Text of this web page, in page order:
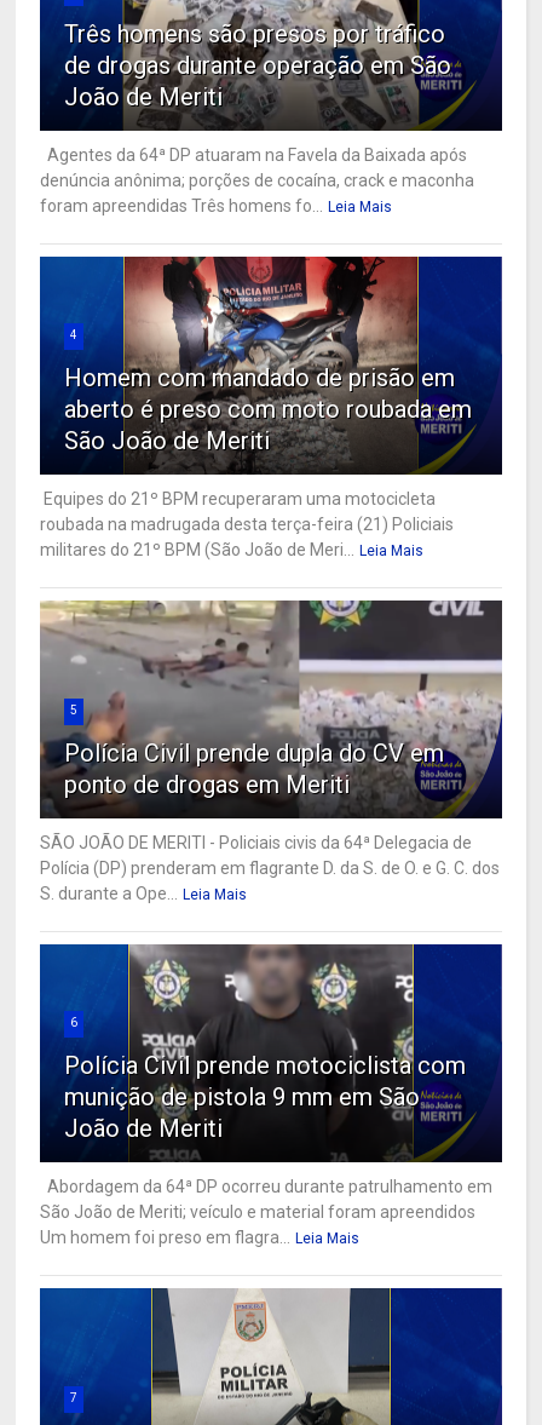
Três homens são presos por tráfico
de drogas durante operação em São
João de Meriti
Agentes da 64ª DP atuaram na Favela da Baixada após
denúncia anônima; porções de cocaína, crack e maconha
foram apreendidas Três homens fo...
Leia Mais
4
Homem com mandado de prisão em
aberto é preso com moto roubada em
São João de Meriti
Equipes do 21º BPM recuperaram uma motocicleta
roubada na madrugada desta terça-feira (21) Policiais
militares do 21º BPM (São João de Meri...
Leia Mais
5
Polícia Civil prende dupla do CV em
ponto de drogas em Meriti
SÃO JOÃO DE MERITI - Policiais civis da 64ª Delegacia de
Polícia (DP) prenderam em flagrante D. da S. de O. e G. C. dos
S. durante a Ope...
Leia Mais
6
Polícia Civil prende motociclista com
munição de pistola 9 mm em São
João de Meriti
Abordagem da 64ª DP ocorreu durante patrulhamento em
São João de Meriti; veículo e material foram apreendidos
Um homem foi preso em flagra...
Leia Mais
7